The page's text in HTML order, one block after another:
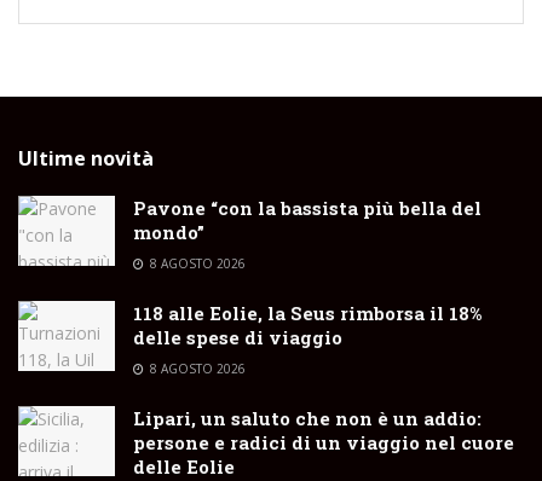
Ultime novità
Pavone “con la bassista più bella del
mondo”
8 AGOSTO 2026
118 alle Eolie, la Seus rimborsa il 18%
delle spese di viaggio
8 AGOSTO 2026
Lipari, un saluto che non è un addio:
persone e radici di un viaggio nel cuore
delle Eolie